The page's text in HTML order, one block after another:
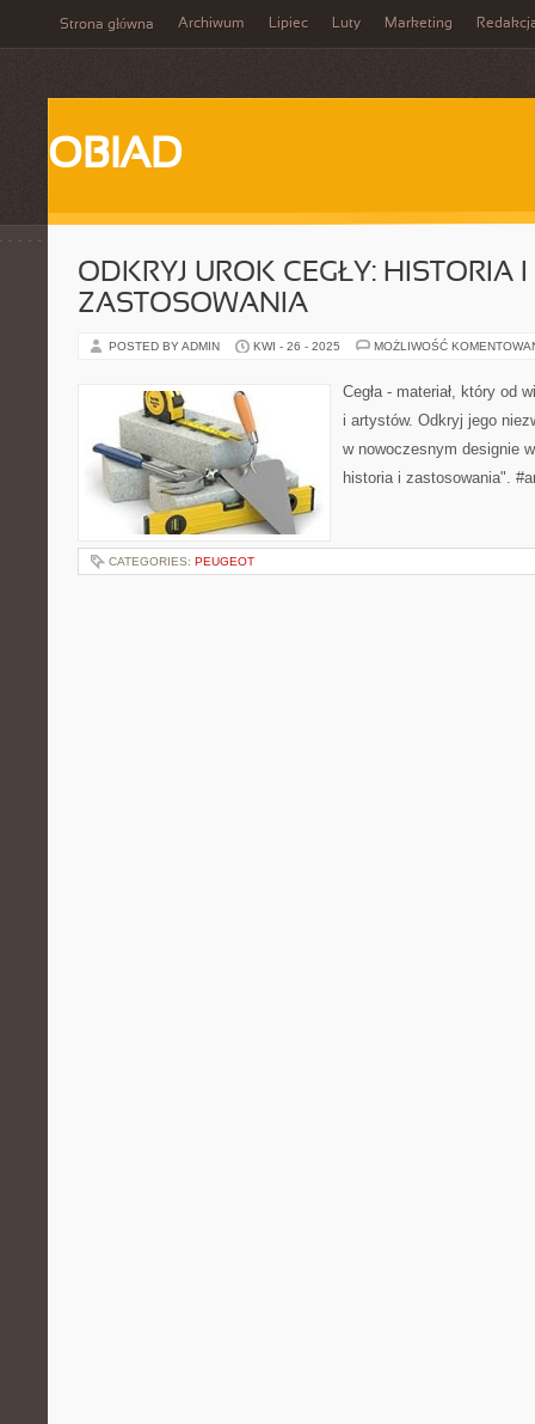
Strona główna Archiwum Lipiec Luty Marketing
OBIAD
ODKRYJ UROK CEGŁY: HISTORIA I
ZASTOSOWANIA
POSTED BY ADMIN KWI - 26 - 2025 MOŻLIWOŚĆ
Cegła - materiał, który od
i artystów. Odkryj jego
w nowoczesnym designie
historia i zastosowania".
CATEGORIES: PEUGEOT